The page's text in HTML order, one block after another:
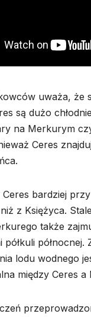
uważa, że
są dużo
na Merkurym
Ceres
Ceres bardziej
z Księżyca.
także
północnej.
lodu wodnego
między Ceres a